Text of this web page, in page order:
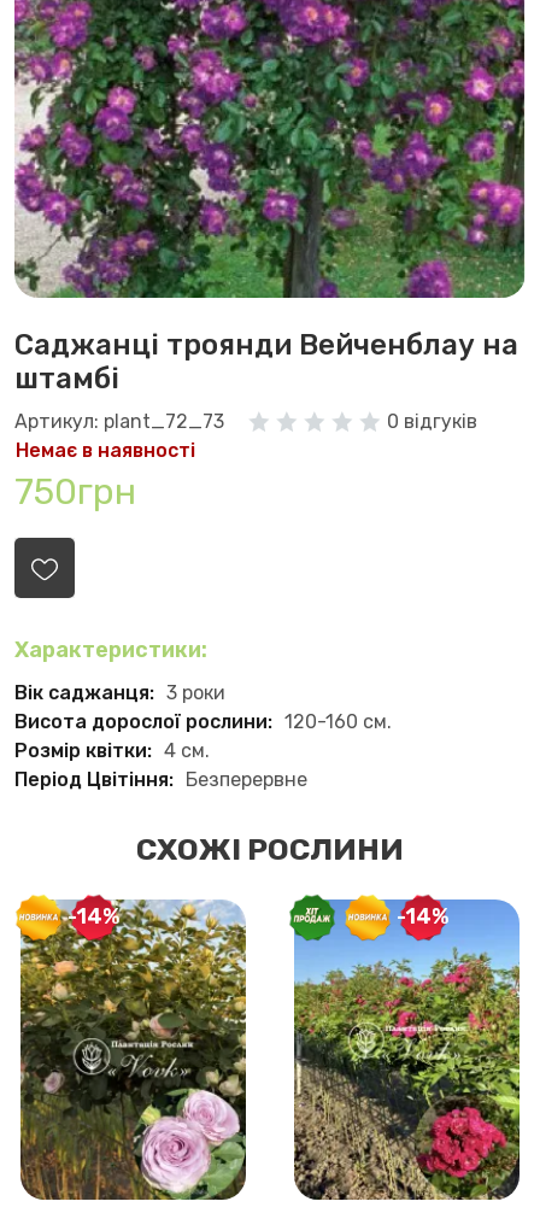
Саджанці троянди Вейченблау на
штамбі
Артикул: plant_72_73
0 відгуків
Немає в наявності
750грн
Характеристики:
Вік саджанця: 3 роки
Висота дорослої рослини: 120-160 см.
Розмір квітки: 4 см.
Період Цвітіння: Безперервне
СХОЖІ РОСЛИНИ
-14% -14%